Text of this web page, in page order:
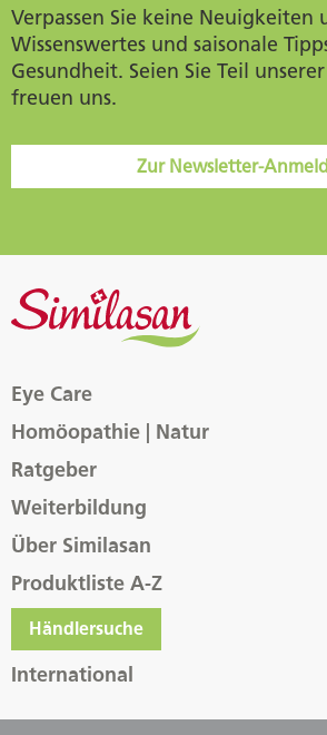
Verpassen Sie keine Neuigkeiten
Wissenswertes und saisonale
Gesundheit. Seien Sie Teil
freuen uns.
Zur Newsletter-
Eye Care
Homöopathie | Natur
Ratgeber
Weiterbildung
Über Similasan
Produktliste A-Z
Händlersuche
International